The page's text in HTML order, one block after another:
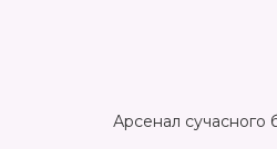
Арсенал сучасного